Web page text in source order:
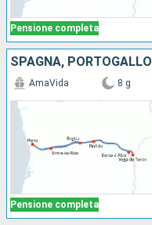
Pensione completa
SPAGNA, PORTOGALLO
Pensione completa
AmaVida 8 g